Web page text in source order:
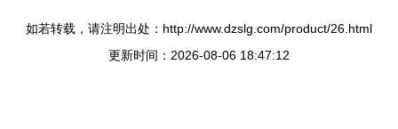
如若转载，请注明出处：http://www.dzslg.com/product/26.html
更新时间：2026-08-06 18:47:12